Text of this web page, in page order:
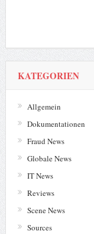
KATEGORIEN
Allgemein
Dokumentationen
Fraud News
Globale News
IT News
Reviews
Scene News
Sources